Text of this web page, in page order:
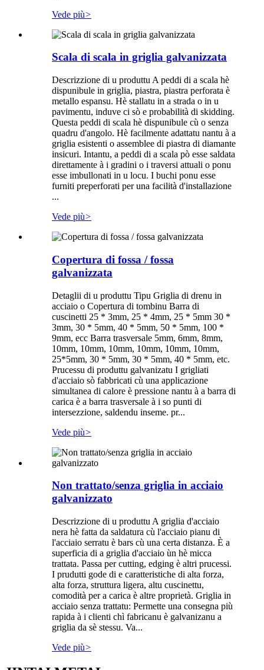
Vede più>
Scala di scala in griglia galvanizzata
Descrizzione di u produttu A peddi di a scala hè
dispunibule in griglia, piastra, piastra perforata è
metallo espansu. Hè stallatu in a strada o in u
pavimentu, induve ci sò e probabilità di skidding.
Questa peddi di scala hè dispunibule cù o senza
quadru d'angolo. Hè facilmente adattatu nantu à a
griglia esistenti o assemblee di piastra di diamante
insicuri. Intantu, a peddi di a scala pò esse saldata
direttamente à i gradini o i traversi attuali o ponu
esse imbullonati in u locu. I buchi ponu esse
furniti preperforati per una facilità d'installazione
...
Vede più>
Copertura di fossa / fossa
galvanizzata
Detaglii di u produttu Tipu Griglia di drenu in
acciaio o Copertura di tombinu Barra di
cuscinetti 25 * 3mm, 25 * 4mm, 25 * 5mm 30 *
3mm, 30 * 5mm, 40 * 5mm, 50 * 5mm, 100 *
9mm, ecc Barra trasversale 5mm, 6mm, 8mm,
10mm, 10mm, 10mm, 10mm, 10mm, 10mm,
25*5mm, 30 * 5mm, 30 * 5mm, 40 * 5mm, etc.
Prucessu di produttu galvanizatu I grigliati
d'acciaio sò fabbricati cù una applicazione
simultanea di calore è pressione nantu à a barra di
carica è a barra trasversale à i so punti di
intersezzione, saldendu inseme. pr...
Vede più>
Non trattato/senza griglia in acciaio
galvanizzato
Descrizzione di u produttu A griglia d'acciaio
nera hè fatta da saldatura cù l'acciaio pianu di
l'acciaio serratu è bars cù una certa distanza. È a
superficia di a griglia d'acciaio ùn hè micca
trattata. Passa per cutting, edging è altri prucessi.
I prudutti gode di e caratteristiche di alta forza,
alta forza, struttura ligera, altu cuscinettu,
comodità per a carica è altre proprietà. Griglia in
acciaio senza trattatu: Permette una consegna più
rapida à i clienti chì fabricanu è galvanizanu a
griglia da sè stessu. Va...
Vede più>